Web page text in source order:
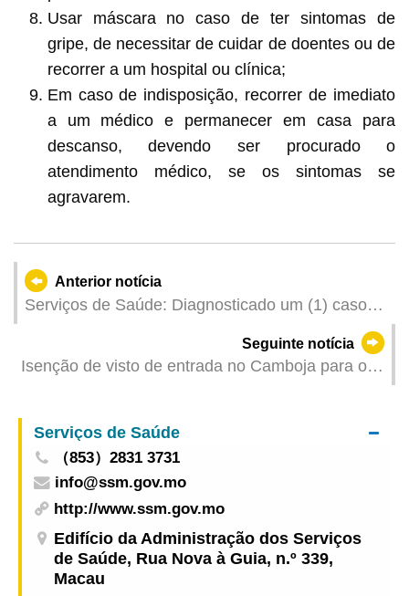
Usar máscara no caso de ter sintomas de
gripe, de necessitar de cuidar de doentes ou de
recorrer a um hospital ou clínica;
Em caso de indisposição, recorrer de imediato
a um médico e permanecer em casa para
descanso, devendo ser procurado o
atendimento médico, se os sintomas se
agravarem.
Anterior notícia
Serviços de Saúde: Diagnosticado um (1) caso
Seguinte notícia
Isenção de visto de entrada no Camboja para os
Junho e 15 de Outubro
Serviços de Saúde
（853）2831 3731
info@ssm.gov.mo
http://www.ssm.gov.mo
Edifício da Administração dos Serviços
de Saúde, Rua Nova à Guia, n.º 339,
Macau